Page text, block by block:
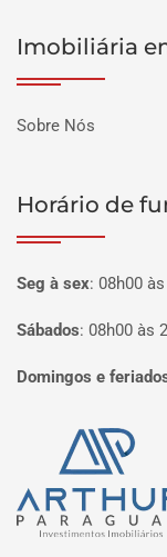
Imobiliária
Sobre Nós
Horário de
Seg à sex: 08h00
Sábados: 08h00 às
Domingos e
Página inicial